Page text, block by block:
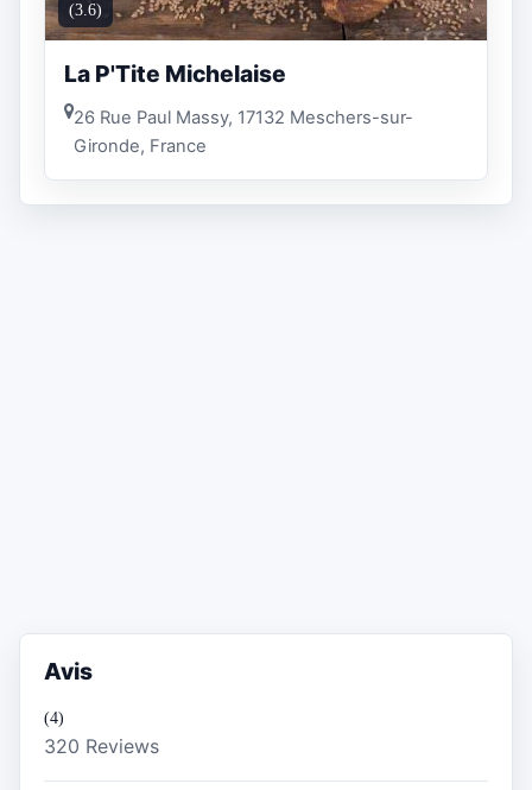
(3.6)
La P'Tite Michelaise
26 Rue Paul Massy, 17132 Meschers-sur-
Gironde, France
Avis
(4)
320 Reviews